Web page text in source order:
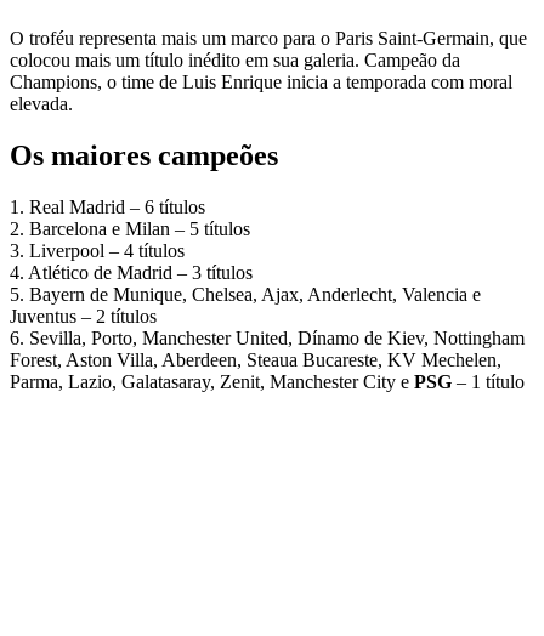
O troféu representa mais um marco para o Paris Saint-Germain, que
colocou mais um título inédito em sua galeria. Campeão da
Champions, o time de Luis Enrique inicia a temporada com moral
elevada.
Os maiores campeões
1. Real Madrid – 6 títulos
2. Barcelona e Milan – 5 títulos
3. Liverpool – 4 títulos
4. Atlético de Madrid – 3 títulos
5. Bayern de Munique, Chelsea, Ajax, Anderlecht, Valencia e
Juventus – 2 títulos
6. Sevilla, Porto, Manchester United, Dínamo de Kiev, Nottingham
Forest, Aston Villa, Aberdeen, Steaua Bucareste, KV Mechelen,
Parma, Lazio, Galatasaray, Zenit, Manchester City e PSG – 1 título